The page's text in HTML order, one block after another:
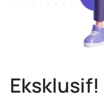
Eksklusif!